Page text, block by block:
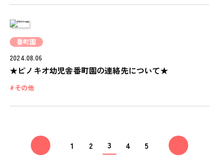
番町園
2024.08.06
★ピノキオ幼児舎番町園の連絡先について★
その他
1 2 3 4 5